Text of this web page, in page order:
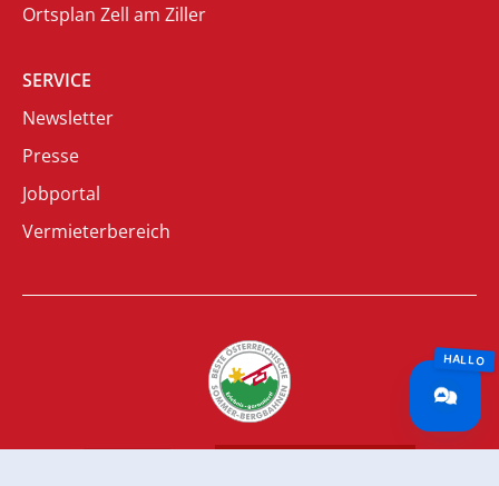
Ortsplan Zell am Ziller
SERVICE
Newsletter
Presse
Jobportal
Vermieterbereich